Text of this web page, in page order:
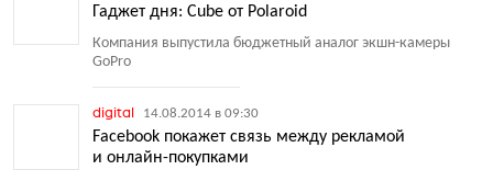
Гаджет дня: Cube от Polaroid
Компания выпустила бюджетный аналог экшн-камеры
GoPro
digital 14.08.2014 в 09:30
Facebook покажет связь между рекламой
и онлайн-покупками